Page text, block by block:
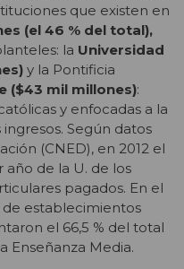
que existen en
(el 46 % del total),
la Universidad
y la Pontificia
($43 mil millones):
y enfocadas a la
Según datos
(CNED), en 2012 el
año de la U. de los
pagados. En el
de establecimientos
el 66,5 % del total
Enseñanza Media.